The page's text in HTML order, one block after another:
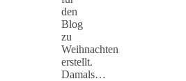
den
Blog
zu
Weihnachten
erstellt.
Damals…